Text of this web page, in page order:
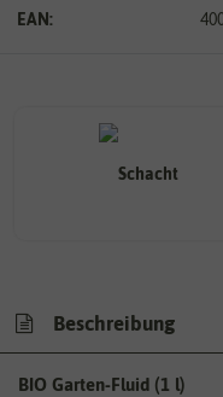
EAN:
Beschreibung
BIO Garten-Fluid (1 l)